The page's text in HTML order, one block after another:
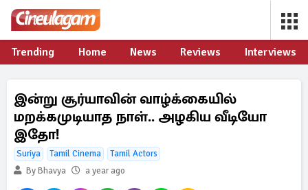
Trending Home News Reviews Interviews
இன்று சூர்யாவின் வாழ்க்கையில்
மறக்கமுடியாத நாள்.. அழகிய வீடியோ
இதோ!
Suriya Tamil Cinema
Tamil Actors
By Bhavya
a year ago